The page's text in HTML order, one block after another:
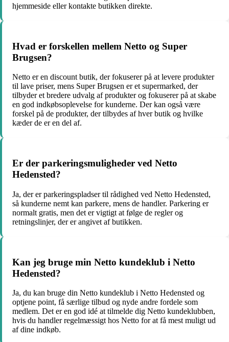
hjemmeside eller kontakte butikken direkte.
Hvad er forskellen mellem Netto og Super
Brugsen?
Netto er en discount butik, der fokuserer på at levere produkter
til lave priser, mens Super Brugsen er et supermarked, der
tilbyder et bredere udvalg af produkter og fokuserer på at skabe
en god indkøbsoplevelse for kunderne. Der kan også være
forskel på de produkter, der tilbydes af hver butik og hvilke
kæder de er en del af.
Er der parkeringsmuligheder ved Netto
Hedensted?
Ja, der er parkeringspladser til rådighed ved Netto Hedensted,
så kunderne nemt kan parkere, mens de handler. Parkering er
normalt gratis, men det er vigtigt at følge de regler og
retningslinjer, der er angivet af butikken.
Kan jeg bruge min Netto kundeklub i Netto
Hedensted?
Ja, du kan bruge din Netto kundeklub i Netto Hedensted og
optjene point, få særlige tilbud og nyde andre fordele som
medlem. Det er en god idé at tilmelde dig Netto kundeklubben,
hvis du handler regelmæssigt hos Netto for at få mest muligt ud
af dine indkøb.